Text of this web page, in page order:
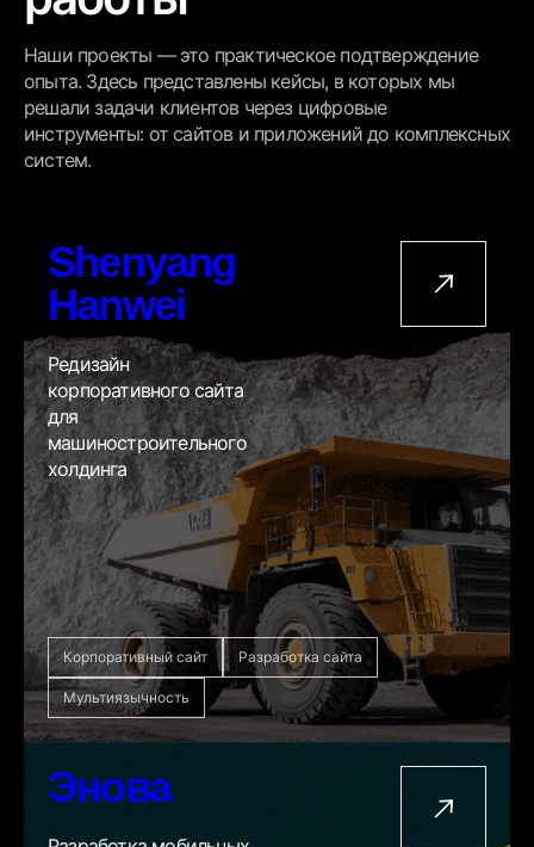
Наши проекты — это практическое подтверждение
опыта. Здесь представлены кейсы, в которых мы
решали задачи клиентов через цифровые
инструменты: от сайтов и приложений до комплексных
систем.
Shenyang
Hanwei
Редизайн
корпоративного сайта
для
машиностроительного
холдинга
Корпоративный сайт Разработка сайта
Мультиязычность
Энова